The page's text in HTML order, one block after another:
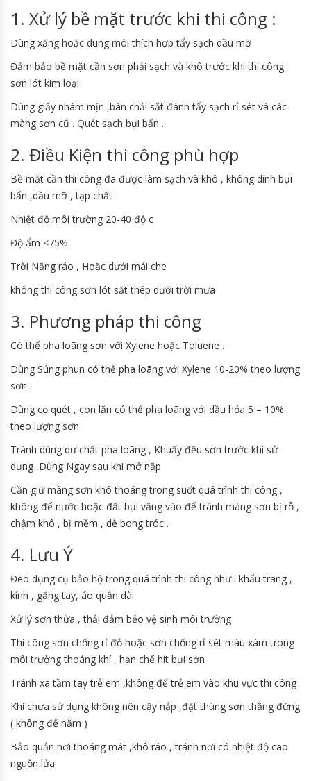
1. Xử lý bề mặt trước khi thi công :
Dùng xăng hoặc dung môi thích hợp tẩy sạch dầu mỡ
Đảm bảo bề mặt cần sơn phải sạch và khô trước khi thi công
sơn lót kim loại
Dùng giấy nhám mịn ,bàn chải sắt đánh tẩy sạch rỉ sét và các
màng sơn cũ . Quét sạch bụi bẩn .
2. Điều Kiện thi công phù hợp
Bề mặt cần thi công đã được làm sạch và khô , không dính bụi
bẩn ,dầu mỡ , tạp chất
Nhiệt độ môi trường 20-40 độ c
Độ ẩm <75%
Trời Nắng ráo , Hoặc dưới mái che
không thi công sơn lót săt thép dưới trời mưa
3. Phương pháp thi công
Có thể pha loãng sơn với Xylene hoặc Toluene .
Dùng Súng phun có thể pha loãng với Xylene 10-20% theo lượng
sơn .
Dùng cọ quét , con lăn có thể pha loãng với dầu hỏa 5 – 10%
theo lượng sơn
Tránh dùng dư chất pha loãng , Khuấy đều sơn trước khi sử
dụng ,Dùng Ngay sau khi mở nắp
Cần giữ màng sơn khô thoáng trong suốt quá trình thi công ,
không để nước hoặc đất bụi văng vào để tránh màng sơn bị rỗ ,
chậm khô , bị mềm , dễ bong tróc .
4. Lưu Ý
Đeo dụng cụ bảo hộ trong quá trình thi công như : khẩu trang ,
kính , găng tay, áo quần dài
Xử lý sơn thừa , thải đảm bẻo vệ sinh môi trường
Thi công sơn chống rỉ đỏ hoặc sơn chống rỉ sét màu xám trong
môi trường thoáng khí , hạn chế hít bụi sơn
Tránh xa tầm tay trẻ em ,không để trẻ em vào khu vực thi công
Khi chưa sử dụng không nên cậy nắp ,đặt thùng sơn thẳng đứng
( không để nằm )
Bảo quản nơi thoáng mát ,khô ráo , tránh nơi có nhiệt độ cao
nguồn lửa